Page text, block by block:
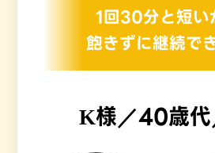
1回30分と短い
飽きずに継続で
K様／40歳